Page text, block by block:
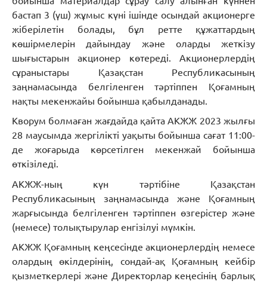
бастап 3 (үш) жұмыс күні ішінде осындай акционерге
жіберілетін болады, бұл ретте құжаттардың
көшірмелерін дайындау және оларды жеткізу
шығыстарын акционер көтереді. Акционерлердің
сұраныстары Қазақстан Республикасының
заңнамасында белгіленген тәртіппен Қоғамның
нақты мекенжайы бойынша қабылданады.
Кворум болмаған жағдайда қайта АКЖЖ 2023 жылғы
28 маусымда жергілікті уақыты бойынша сағат 11:00-
де жоғарыда көрсетілген мекенжай бойынша
өткізіледі.
АКЖЖ-ның күн тәртібіне Қазақстан
Республикасының заңнамасында және Қоғамның
жарғысында белгіленген тәртіппен өзгерістер және
(немесе) толықтырулар енгізілуі мүмкін.
АКЖЖ Қоғамның кеңсесінде акционерлердің немесе
олардың өкілдерінің, сондай-ақ Қоғамның кейбір
қызметкерлері және Директорлар кеңесінің барлық